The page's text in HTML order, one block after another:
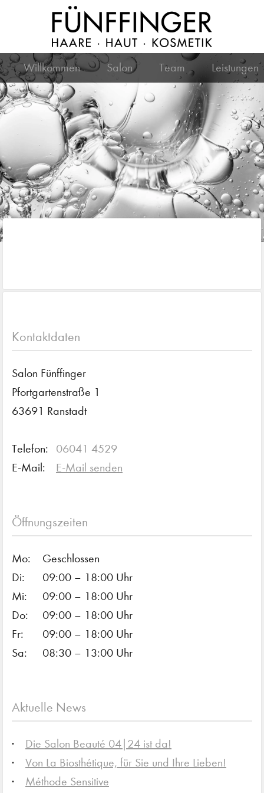
Willkommen Salon Team Leistungen
Kontaktdaten
Salon Fünffinger
Pfortgartenstraße 1
63691 Ranstadt
Telefon:
06041 4529
E-Mail:
E-Mail senden
Öffnungszeiten
Mo:
Geschlossen
Di:
09:00 – 18:00 Uhr
Mi:
09:00 – 18:00 Uhr
Do:
09:00 – 18:00 Uhr
Fr:
09:00 – 18:00 Uhr
Sa:
08:30 – 13:00 Uhr
Aktuelle News
Die Salon Beauté 04|24 ist da!
Von La Biosthétique, für Sie und Ihre Lieben!
Méthode Sensitive